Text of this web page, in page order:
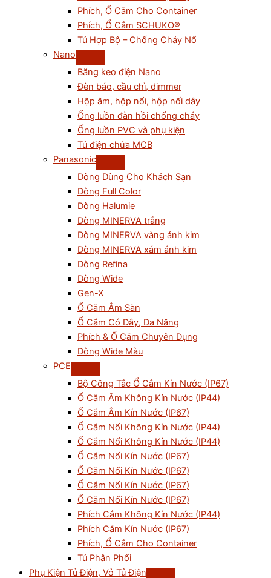
Phích, Ổ Cắm Cho Container
Phích, Ổ Cắm SCHUKO®
Tủ Hợp Bộ – Chống Cháy Nổ
Nano
Băng keo điện Nano
Đèn báo, cầu chì, dimmer
Hộp âm, hộp nổi, hộp nối dây
Ống luồn đàn hồi chống cháy
Ống luồn PVC và phụ kiện
Tủ điện chứa MCB
Panasonic
Dòng Dùng Cho Khách Sạn
Dòng Full Color
Dòng Halumie
Dòng MINERVA trắng
Dòng MINERVA vàng ánh kim
Dòng MINERVA xám ánh kim
Dòng Refina
Dòng Wide
Gen-X
Ổ Cắm Âm Sàn
Ổ Cắm Có Dây, Đa Năng
Phích & Ổ Cắm Chuyên Dụng
Dòng Wide Màu
PCE
Bộ Công Tắc Ổ Cắm Kín Nước (IP67)
Ổ Cắm Âm Không Kín Nước (IP44)
Ổ Cắm Âm Kín Nước (IP67)
Ổ Cắm Nối Không Kín Nước (IP44)
Ổ Cắm Nổi Không Kín Nước (IP44)
Ổ Cắm Nổi Kín Nước (IP67)
Ổ Cắm Nối Kín Nước (IP67)
Ổ Cắm Nổi Kín Nước (IP67)
Ổ Cắm Nối Kín Nước (IP67)
Phích Cắm Không Kín Nước (IP44)
Phích Cắm Kín Nước (IP67)
Phích, Ổ Cắm Cho Container
Tủ Phân Phối
Phụ Kiện Tủ Điện, Vỏ Tủ Điện